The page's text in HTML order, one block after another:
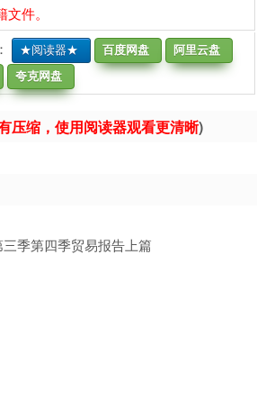
件。
★阅读器★ 百度网盘
阿里云盘
夸克网盘
压缩，使用阅读器观看更清晰)
季第四季贸易报告上篇